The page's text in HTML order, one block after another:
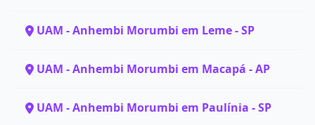
UAM - Anhembi Morumbi em Leme - SP
UAM - Anhembi Morumbi em Macapá - AP
UAM - Anhembi Morumbi em Paulínia - SP